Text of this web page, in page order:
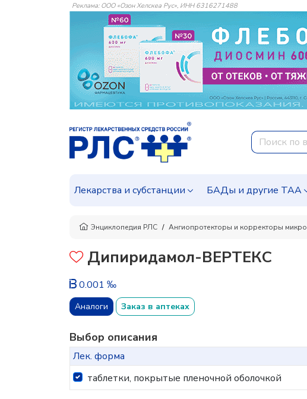
Реклама: ООО «Озон Хелскеа Рус», ИНН 6316271488
Лекарства и субстанции БАДы и другие ТАА
Энциклопедия РЛС Ангиопротекторы и корректоры
Дипиридамол-ВЕРТЕКС
0.001 ‰
Аналоги Заказ в аптеках
Выбор описания
Лек. форма
таблетки, покрытые пленочной оболочкой